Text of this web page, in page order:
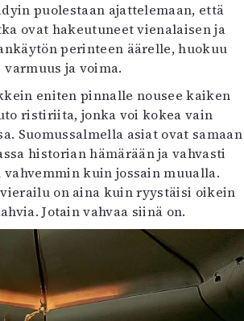
puolestaan ajattelemaan, että
ovat hakeutuneet vienalaisen ja
perinteen äärelle, huokuu
varmuus ja voima.
eniten pinnalle nousee kaiken
ristiriita, jonka voi kokea vain
Suomussalmella asiat ovat samaan
historian hämärään ja vahvasti
vahvemmin kuin jossain muualla.
on aina kuin ryystäisi oikein
Jotain vahvaa siinä on.